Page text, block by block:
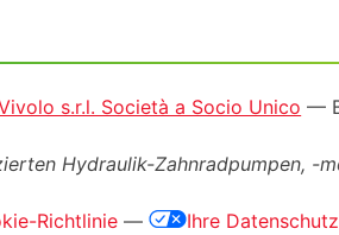
s.r.l. Società a Socio Unico —
Hydraulik-Zahnradpumpen, -
Richtlinie — Ihre